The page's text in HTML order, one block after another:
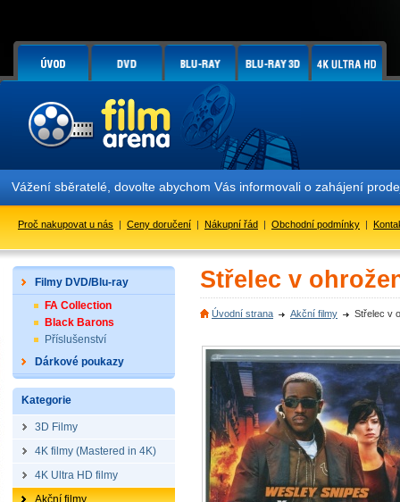
Vážení sběratelé, dovolte abychom Vás informovali o zahájení
Proč nakupovat u nás | Ceny doručení | Nákupní řád | Obchodní podmínky |
Filmy DVD/Blu-ray
FA Collection
Black Barons
Příslušenství
Dárkové poukazy
Kategorie
3D Filmy
4K filmy (Mastered in 4K)
4K Ultra HD filmy
Akční filmy
Střelec v
Úvodní strana Akční filmy Střelec v